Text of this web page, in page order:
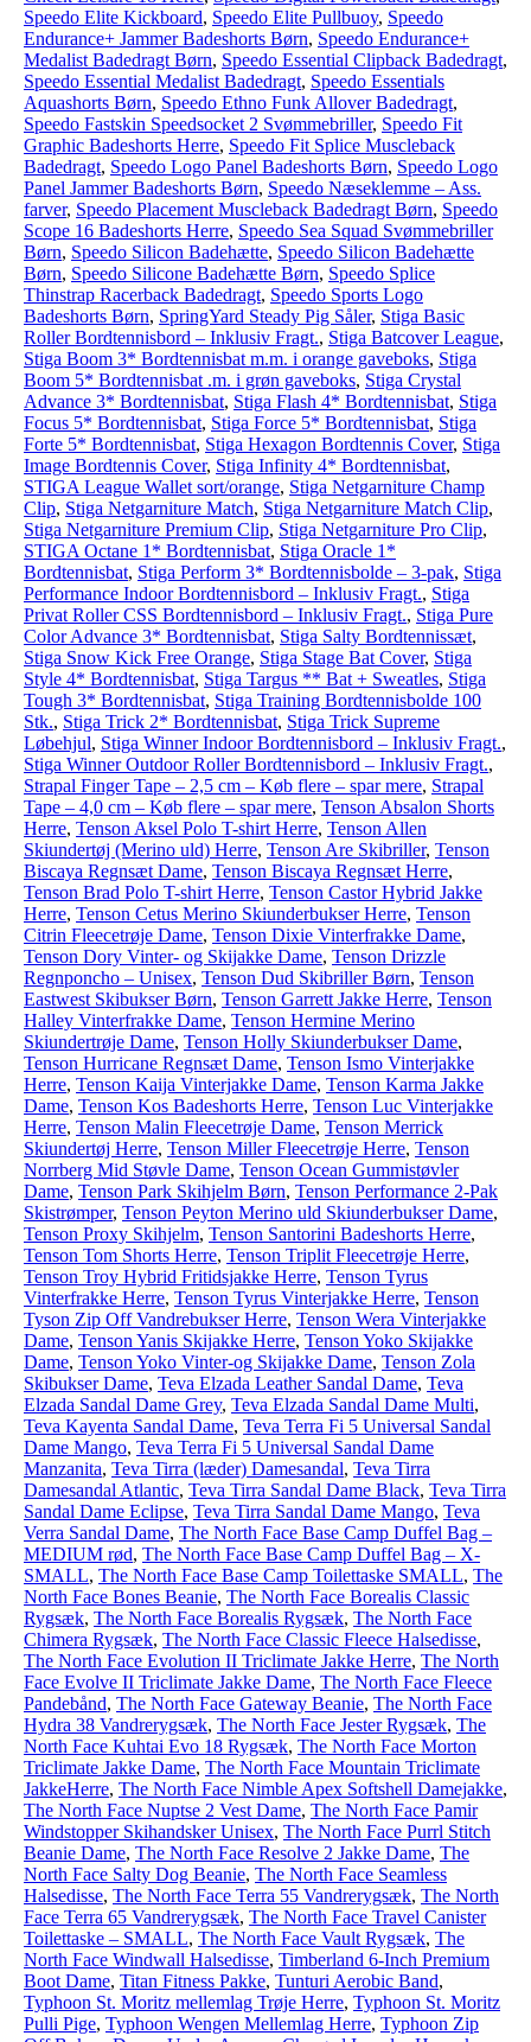
Speedo Elite Kickboard, Speedo Elite Pullbuoy, Speedo
Endurance+ Jammer Badeshorts Børn, Speedo Endurance+
Medalist Badedragt Børn, Speedo Essential Clipback Badedragt,
Speedo Essential Medalist Badedragt, Speedo Essentials
Aquashorts Børn, Speedo Ethno Funk Allover Badedragt,
Speedo Fastskin Speedsocket 2 Svømmebriller, Speedo Fit
Graphic Badeshorts Herre, Speedo Fit Splice Muscleback
Badedragt, Speedo Logo Panel Badeshorts Børn, Speedo Logo
Panel Jammer Badeshorts Børn, Speedo Næseklemme – Ass.
farver, Speedo Placement Muscleback Badedragt Børn, Speedo
Scope 16 Badeshorts Herre, Speedo Sea Squad Svømmebriller
Børn, Speedo Silicon Badehætte, Speedo Silicon Badehætte
Børn, Speedo Silicone Badehætte Børn, Speedo Splice
Thinstrap Racerback Badedragt, Speedo Sports Logo
Badeshorts Børn, SpringYard Steady Pig Såler, Stiga Basic
Roller Bordtennisbord – Inklusiv Fragt., Stiga Batcover League,
Stiga Boom 3* Bordtennisbat m.m. i orange gaveboks, Stiga
Boom 5* Bordtennisbat .m. i grøn gaveboks, Stiga Crystal
Advance 3* Bordtennisbat, Stiga Flash 4* Bordtennisbat, Stiga
Focus 5* Bordtennisbat, Stiga Force 5* Bordtennisbat, Stiga
Forte 5* Bordtennisbat, Stiga Hexagon Bordtennis Cover, Stiga
Image Bordtennis Cover, Stiga Infinity 4* Bordtennisbat,
STIGA League Wallet sort/orange, Stiga Netgarniture Champ
Clip, Stiga Netgarniture Match, Stiga Netgarniture Match Clip,
Stiga Netgarniture Premium Clip, Stiga Netgarniture Pro Clip,
STIGA Octane 1* Bordtennisbat, Stiga Oracle 1*
Bordtennisbat, Stiga Perform 3* Bordtennisbolde – 3-pak, Stiga
Performance Indoor Bordtennisbord – Inklusiv Fragt., Stiga
Privat Roller CSS Bordtennisbord – Inklusiv Fragt., Stiga Pure
Color Advance 3* Bordtennisbat, Stiga Salty Bordtennissæt,
Stiga Snow Kick Free Orange, Stiga Stage Bat Cover, Stiga
Style 4* Bordtennisbat, Stiga Targus ** Bat + Sweatles, Stiga
Tough 3* Bordtennisbat, Stiga Training Bordtennisbolde 100
Stk., Stiga Trick 2* Bordtennisbat, Stiga Trick Supreme
Løbehjul, Stiga Winner Indoor Bordtennisbord – Inklusiv Fragt.,
Stiga Winner Outdoor Roller Bordtennisbord – Inklusiv Fragt.,
Strapal Finger Tape – 2,5 cm – Køb flere – spar mere, Strapal
Tape – 4,0 cm – Køb flere – spar mere, Tenson Absalon Shorts
Herre, Tenson Aksel Polo T-shirt Herre, Tenson Allen
Skiundertøj (Merino uld) Herre, Tenson Are Skibriller, Tenson
Biscaya Regnsæt Dame, Tenson Biscaya Regnsæt Herre,
Tenson Brad Polo T-shirt Herre, Tenson Castor Hybrid Jakke
Herre, Tenson Cetus Merino Skiunderbukser Herre, Tenson
Citrin Fleecetrøje Dame, Tenson Dixie Vinterfrakke Dame,
Tenson Dory Vinter- og Skijakke Dame, Tenson Drizzle
Regnponcho – Unisex, Tenson Dud Skibriller Børn, Tenson
Eastwest Skibukser Børn, Tenson Garrett Jakke Herre, Tenson
Halley Vinterfrakke Dame, Tenson Hermine Merino
Skiundertrøje Dame, Tenson Holly Skiunderbukser Dame,
Tenson Hurricane Regnsæt Dame, Tenson Ismo Vinterjakke
Herre, Tenson Kaija Vinterjakke Dame, Tenson Karma Jakke
Dame, Tenson Kos Badeshorts Herre, Tenson Luc Vinterjakke
Herre, Tenson Malin Fleecetrøje Dame, Tenson Merrick
Skiundertøj Herre, Tenson Miller Fleecetrøje Herre, Tenson
Norrberg Mid Støvle Dame, Tenson Ocean Gummistøvler
Dame, Tenson Park Skihjelm Børn, Tenson Performance 2-Pak
Skistrømper, Tenson Peyton Merino uld Skiunderbukser Dame,
Tenson Proxy Skihjelm, Tenson Santorini Badeshorts Herre,
Tenson Tom Shorts Herre, Tenson Triplit Fleecetrøje Herre,
Tenson Troy Hybrid Fritidsjakke Herre, Tenson Tyrus
Vinterfrakke Herre, Tenson Tyrus Vinterjakke Herre, Tenson
Tyson Zip Off Vandrebukser Herre, Tenson Wera Vinterjakke
Dame, Tenson Yanis Skijakke Herre, Tenson Yoko Skijakke
Dame, Tenson Yoko Vinter-og Skijakke Dame, Tenson Zola
Skibukser Dame, Teva Elzada Leather Sandal Dame, Teva
Elzada Sandal Dame Grey, Teva Elzada Sandal Dame Multi,
Teva Kayenta Sandal Dame, Teva Terra Fi 5 Universal Sandal
Dame Mango, Teva Terra Fi 5 Universal Sandal Dame
Manzanita, Teva Tirra (læder) Damesandal, Teva Tirra
Damesandal Atlantic, Teva Tirra Sandal Dame Black, Teva Tirra
Sandal Dame Eclipse, Teva Tirra Sandal Dame Mango, Teva
Verra Sandal Dame, The North Face Base Camp Duffel Bag –
MEDIUM rød, The North Face Base Camp Duffel Bag – X-
SMALL, The North Face Base Camp Toilettaske SMALL, The
North Face Bones Beanie, The North Face Borealis Classic
Rygsæk, The North Face Borealis Rygsæk, The North Face
Chimera Rygsæk, The North Face Classic Fleece Halsedisse,
The North Face Evolution II Triclimate Jakke Herre, The North
Face Evolve II Triclimate Jakke Dame, The North Face Fleece
Pandebånd, The North Face Gateway Beanie, The North Face
Hydra 38 Vandrerygsæk, The North Face Jester Rygsæk, The
North Face Kuhtai Evo 18 Rygsæk, The North Face Morton
Triclimate Jakke Dame, The North Face Mountain Triclimate
JakkeHerre, The North Face Nimble Apex Softshell Damejakke,
The North Face Nuptse 2 Vest Dame, The North Face Pamir
Windstopper Skihandsker Unisex, The North Face Purrl Stitch
Beanie Dame, The North Face Resolve 2 Jakke Dame, The
North Face Salty Dog Beanie, The North Face Seamless
Halsedisse, The North Face Terra 55 Vandrerygsæk, The North
Face Terra 65 Vandrerygsæk, The North Face Travel Canister
Toilettaske – SMALL, The North Face Vault Rygsæk, The
North Face Windwall Halsedisse, Timberland 6-Inch Premium
Boot Dame, Titan Fitness Pakke, Tunturi Aerobic Band,
Typhoon St. Moritz mellemlag Trøje Herre, Typhoon St. Moritz
Pulli Pige, Typhoon Wengen Mellemlag Herre, Typhoon Zip